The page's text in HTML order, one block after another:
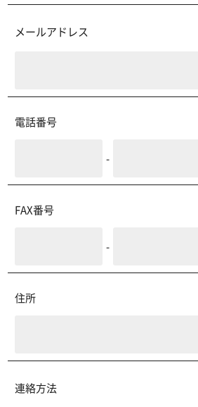
メールアドレス
電話番号
-
FAX番号
-
住所
連絡方法